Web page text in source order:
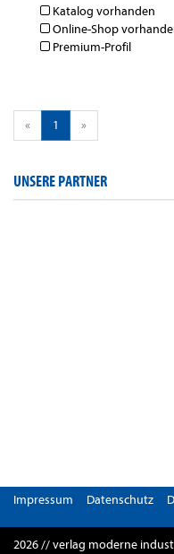
Katalog vorhanden
Online-Shop
Premium-Profil
« 1 »
UNSERE PARTNER
Impressum Datenschutz
2026 // verlag moderne